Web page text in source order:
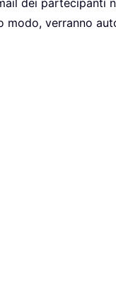
dei partecipanti
verranno